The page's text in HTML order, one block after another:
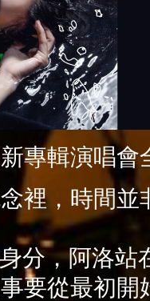
專輯演唱
裡，時間
分，阿洛
要從最初開